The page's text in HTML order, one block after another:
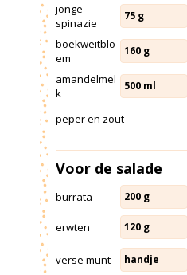
jonge
spinazie
75 g
boekweitblo
em
160 g
amandelmel
k
500 ml
peper en zout
Voor de salade
burrata 200 g
erwten 120 g
verse munt handje